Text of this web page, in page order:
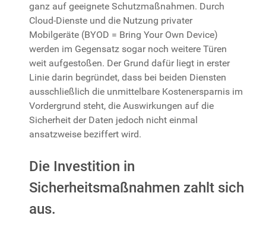
ganz auf geeignete Schutzmaßnahmen. Durch
Cloud-Dienste und die Nutzung privater
Mobilgeräte (BYOD = Bring Your Own Device)
werden im Gegensatz sogar noch weitere Türen
weit aufgestoßen. Der Grund dafür liegt in erster
Linie darin begründet, dass bei beiden Diensten
ausschließlich die unmittelbare Kostenersparnis im
Vordergrund steht, die Auswirkungen auf die
Sicherheit der Daten jedoch nicht einmal
ansatzweise beziffert wird.
Die Investition in
Sicherheitsmaßnahmen zahlt sich
aus.